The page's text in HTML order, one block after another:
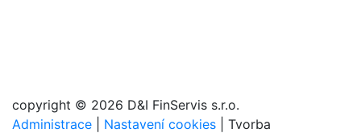
copyright © 2026 D&I FinServis s.r.o.
Administrace
Nastavení cookies | Tvorba